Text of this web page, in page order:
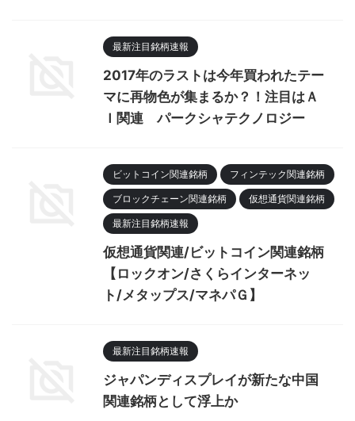
最新注目銘柄速報
2017年のラストは今年買われたテー
マに再物色が集まるか？！注目はＡ
Ｉ関連 パークシャテクノロジー
ビットコイン関連銘柄 フィンテック関連銘柄
ブロックチェーン関連銘柄 仮想通貨関連銘柄
最新注目銘柄速報
仮想通貨関連/ビットコイン関連銘柄
【ロックオン/さくらインターネッ
ト/メタップス/マネパＧ】
最新注目銘柄速報
ジャパンディスプレイが新たな中国
関連銘柄として浮上か